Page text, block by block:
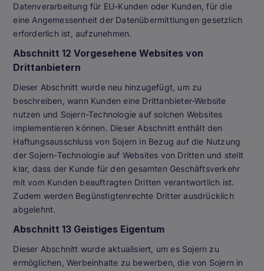
Datenverarbeitung für EU-Kunden oder Kunden, für die
eine Angemessenheit der Datenübermittlungen gesetzlich
erforderlich ist, aufzunehmen.
Abschnitt 12 Vorgesehene Websites von
Drittanbietern
Dieser Abschnitt wurde neu hinzugefügt, um zu
beschreiben, wann Kunden eine Drittanbieter-Website
nutzen und Sojern-Technologie auf solchen Websites
implementieren können. Dieser Abschnitt enthält den
Haftungsausschluss von Sojern in Bezug auf die Nutzung
der Sojern-Technologie auf Websites von Dritten und stellt
klar, dass der Kunde für den gesamten Geschäftsverkehr
mit vom Kunden beauftragten Dritten verantwortlich ist.
Zudem werden Begünstigtenrechte Dritter ausdrücklich
abgelehnt.
Abschnitt 13 Geistiges Eigentum
Dieser Abschnitt wurde aktualisiert, um es Sojern zu
ermöglichen, Werbeinhalte zu bewerben, die von Sojern in